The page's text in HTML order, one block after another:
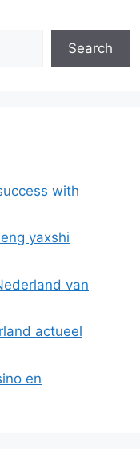
Search
with
yaxshi
van
actueel
en